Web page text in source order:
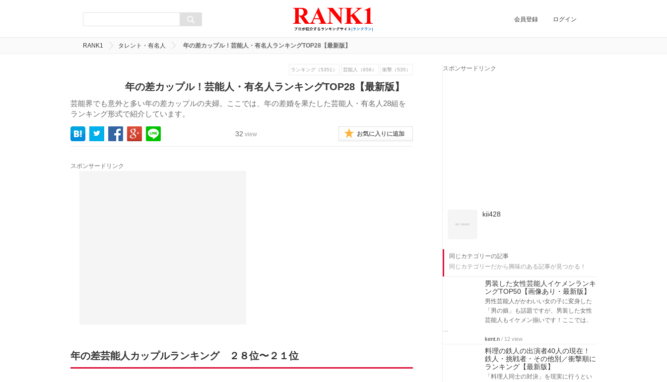
会員登録 ログイン
RANK1 タレント・有名人 年の差カップル！芸能人・有名人ランキングTOP28【最新版】
ランキング（5351） 芸能人（656） 衝撃（535）
年の差カップル！芸能人・有名人ランキングTOP28【最新版】
芸能界でも意外と多い年の差カップルの夫婦。ここでは、年の差婚を果たした芸能人・有名人28組を
ランキング形式で紹介しています。
32 view お気に入りに追加
スポンサードリンク
年の差芸能人カップルランキング ２８位〜２１位
スポンサードリンク
kii428
同じカテゴリーの記事
同じカテゴリーだから興味のある記事が見つかる！
男装した女性芸能人イケメンランキ
ングTOP50【画像あり・最新版】
男性芸能人がかわいい女の子に変身した
「男の娘」も話題ですが、男装した女性
芸能人もイケメン揃いです！ここでは、
…
kent.n / 12 view
料理の鉄人の出演者40人の現在！
鉄人・挑戦者・その他別／衝撃順に
ランキング【最新版】
「料理人同士の対決」を現実に行うとい